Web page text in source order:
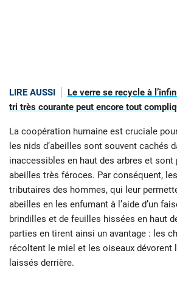
LIRE AUSSI
Le verre se recycle à
tri très courante peut encore tout
La coopération humaine est cruciale
les nids d’abeilles sont souvent cachés
inaccessibles en haut des arbres et sont
abeilles très féroces. Par conséquent,
tributaires des hommes, qui leur
abeilles en les enfumant à l’aide d’un
brindilles et de feuilles hissées en haut
parties en tirent ainsi un avantage : les
récoltent le miel et les oiseaux dévorent
laissés derrière.